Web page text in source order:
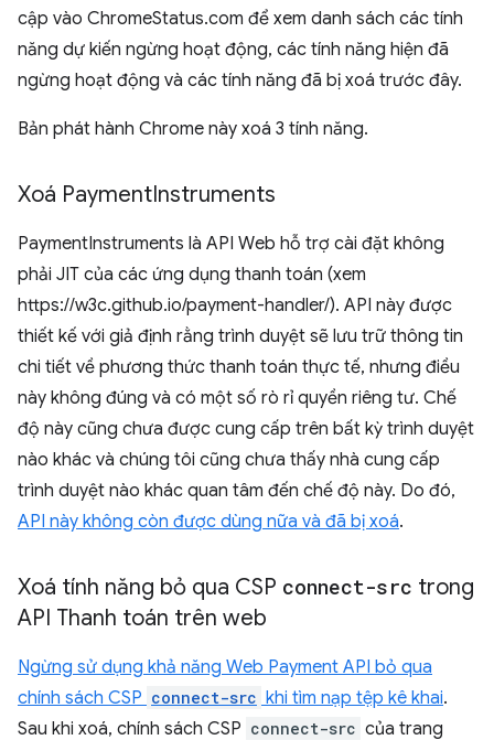
cập vào ChromeStatus.com để xem danh sách các tính
năng dự kiến ngừng hoạt động, các tính năng hiện đã
ngừng hoạt động và các tính năng đã bị xoá trước đây.
Bản phát hành Chrome này xoá 3 tính năng.
Xoá PaymentInstruments
PaymentInstruments là API Web hỗ trợ cài đặt không
phải JIT của các ứng dụng thanh toán (xem
https://w3c.github.io/payment-handler/). API này được
thiết kế với giả định rằng trình duyệt sẽ lưu trữ thông tin
chi tiết về phương thức thanh toán thực tế, nhưng điều
này không đúng và có một số rò rỉ quyền riêng tư. Chế
độ này cũng chưa được cung cấp trên bất kỳ trình duyệt
nào khác và chúng tôi cũng chưa thấy nhà cung cấp
trình duyệt nào khác quan tâm đến chế độ này. Do đó,
API này không còn được dùng nữa và đã bị xoá.
Xoá tính năng bỏ qua CSP connect-src trong
API Thanh toán trên web
Ngừng sử dụng khả năng Web Payment API bỏ qua
chính sách CSP connect-src khi tìm nạp tệp kê khai.
Sau khi xoá, chính sách CSP connect-src của trang